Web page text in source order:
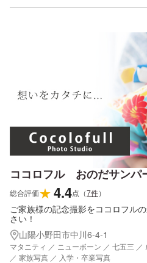
ココロフル おのだサンパ
総合評価★4.4点 （7件）
ご家族様の記念撮影をココロフル
さい！
山陽小野田市中川6-4-1
マタニティ ／ ニューボーン ／ 七五三
／ 家族写真 ／ 入学・卒業写真